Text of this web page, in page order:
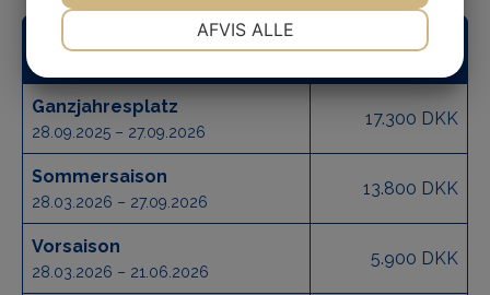
Saisonpreise
Ganzjahresplatz
28.09.2025 – 27.09.2026
17.300 DKK
Sommersaison
28.03.2026 – 27.09.2026
13.800 DKK
Vorsaison
28.03.2026 – 21.06.2026
5.900 DKK
MARKETING
AFVIS ALLE